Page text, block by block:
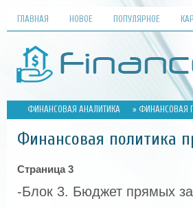
ГЛАВНАЯ НОВОЕ ПОПУЛЯРНОЕ
ФИНАНСОВАЯ АНАЛИТИКА » ФИНАНСОВАЯ
Финансовая политика
Страница 3
-Блок 3. Бюджет прямых